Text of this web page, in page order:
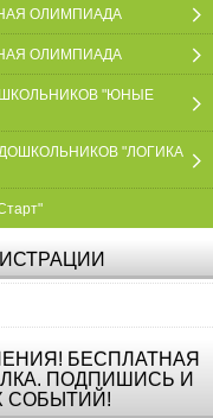
ОЛИМПИАДА
ОЛИМПИАДА
"ЮНЫЕ
"ЛОГИКА
БЕСПЛАТНАЯ
ПОДПИШИСЬ И
СОБЫТИЙ!